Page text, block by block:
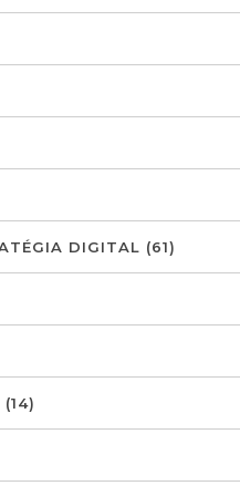
DIGITAL (61)
(14)